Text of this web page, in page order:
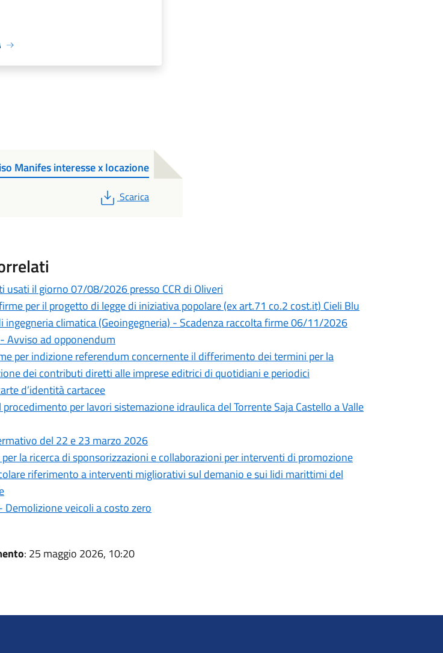
Manifes interesse x locazione
PDF
Scarica
usati il giorno 07/08/2026 presso CCR di Oliveri
per il progetto di legge di iniziativa popolare (ex art.71 co.2 cost.it) Cieli Blu
climatica (Geoingegneria) - Scadenza raccolta firme 06/11/2026
Avviso ad opponendum
per indizione referendum concernente il differimento dei termini per la
dei contributi diretti alle imprese editrici di quotidiani e periodici
d’identità cartacee
per lavori sistemazione idraulica del Torrente Saja Castello a Valle
del 22 e 23 marzo 2026
la ricerca di sponsorizzazioni e collaborazioni per interventi di promozione
riferimento a interventi migliorativi sul demanio e sui lidi marittimi del
Demolizione veicoli a costo zero
: 25 maggio 2026, 10:20